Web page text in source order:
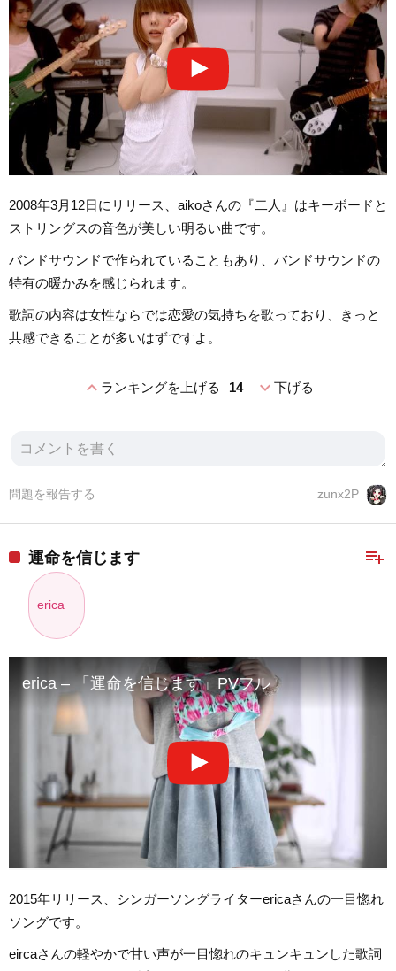
2008年3月12日にリリース、aikoさんの『二人』はキーボードと
ストリングスの音色が美しい明るい曲です。
バンドサウンドで作られていることもあり、バンドサウンドの
特有の暖かみを感じられます。
歌詞の内容は女性ならでは恋愛の気持ちを歌っており、きっと
共感できることが多いはずですよ。
expand_lessランキングを上げる 14 expand_more下げる
zunx2P
問題を報告する
playlist_add
運命を信じます
erica
erica – 「運命を信じます」PVフル
2015年リリース、シンガーソングライターericaさんの一目惚れ
ソングです。
eircaさんの軽やかで甘い声が一目惚れのキュンキュンした歌詞